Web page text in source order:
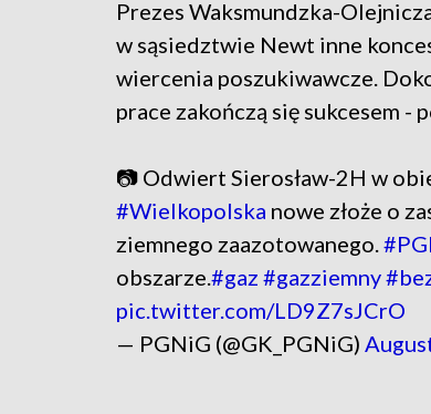
Prezes Waksmundzka-
w sąsiedztwie Newt inne
wiercenia poszukiwawcze.
prace zakończą się sukcesem -
📷 Odwiert Sierosław-2H w
#Wielkopolska nowe złoże o
ziemnego zaazotowanego.
obszarze.#gaz #gazziemny
pic.twitter.com/LD9Z7sJCrO
— PGNiG (@GK_PGNiG)